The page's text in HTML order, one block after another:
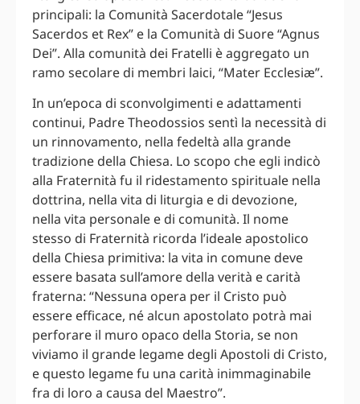
principali: la Comunità Sacerdotale “Jesus
Sacerdos et Rex” e la Comunità di Suore “Agnus
Dei”. Alla comunità dei Fratelli è aggregato un
ramo secolare di membri laici, “Mater Ecclesiæ”.
In un’epoca di sconvolgimenti e adattamenti
continui, Padre Theodossios sentì la necessità di
un rinnovamento, nella fedeltà alla grande
tradizione della Chiesa. Lo scopo che egli indicò
alla Fraternità fu il ridestamento spirituale nella
dottrina, nella vita di liturgia e di devozione,
nella vita personale e di comunità. Il nome
stesso di Fraternità ricorda l’ideale apostolico
della Chiesa primitiva: la vita in comune deve
essere basata sull’amore della verità e carità
fraterna: “Nessuna opera per il Cristo può
essere efficace, né alcun apostolato potrà mai
perforare il muro opaco della Storia, se non
viviamo il grande legame degli Apostoli di Cristo,
e questo legame fu una carità inimmaginabile
fra di loro a causa del Maestro”.